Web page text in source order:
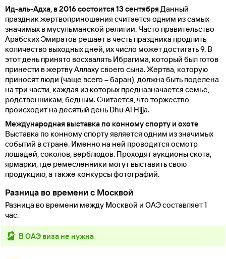
Ид-аль-Адха, в 2016 состоится 13 сентября Данный
праздник жертвоприношения считается одним из самых
значимых в мусульманской религии. Часто правительство
Арабских Эмиратов решает в честь праздника продлить
количество выходных дней, их число может достигать 9. В
этот день принято восхвалять Ибрагима, который был готов
принести в жертву Аллаху своего сына. Жертва, которую
приносят люди (чаще всего – баран), должна быть поделена
на три части, каждая из которых предназначается семье,
родственникам, бедным. Считается, что торжество
происходит на десятый день Dhu Al Hijja.
Международная выставка по конному спорту и охоте
Выставка по конному спорту является одним из значимых
событий в стране. Именно на ней проводится осмотр
лошадей, соколов, верблюдов. Проходят аукционы скота,
ярмарки, где ремесленники могут выставить свою
продукцию, а также конкурсы фотографий.
Разница во времени с Москвой
Разница во времени между Москвой и ОАЭ составляет 1
час.
в ОАЭ виза не нужна